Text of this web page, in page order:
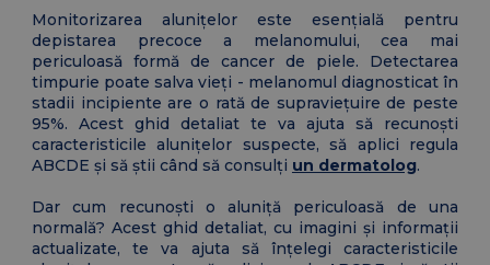
Monitorizarea alunițelor este esențială pentru
depistarea precoce a melanomului, cea mai
periculoasă formă de cancer de piele. Detectarea
timpurie poate salva vieți - melanomul diagnosticat în
stadii incipiente are o rată de supraviețuire de peste
95%. Acest ghid detaliat te va ajuta să recunoști
caracteristicile alunițelor suspecte, să aplici regula
ABCDE și să știi când să consulți un dermatolog.
Dar cum recunoști o aluniță periculoasă de una
normală? Acest ghid detaliat, cu imagini și informații
actualizate, te va ajuta să înțelegi caracteristicile